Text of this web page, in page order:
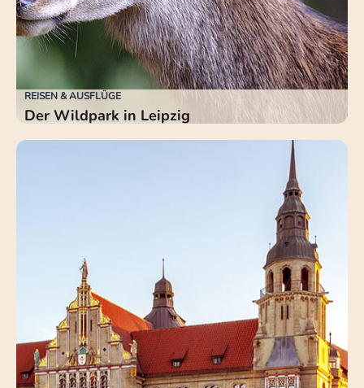
REISEN & AUSFLÜGE
Der Wildpark in Leipzig